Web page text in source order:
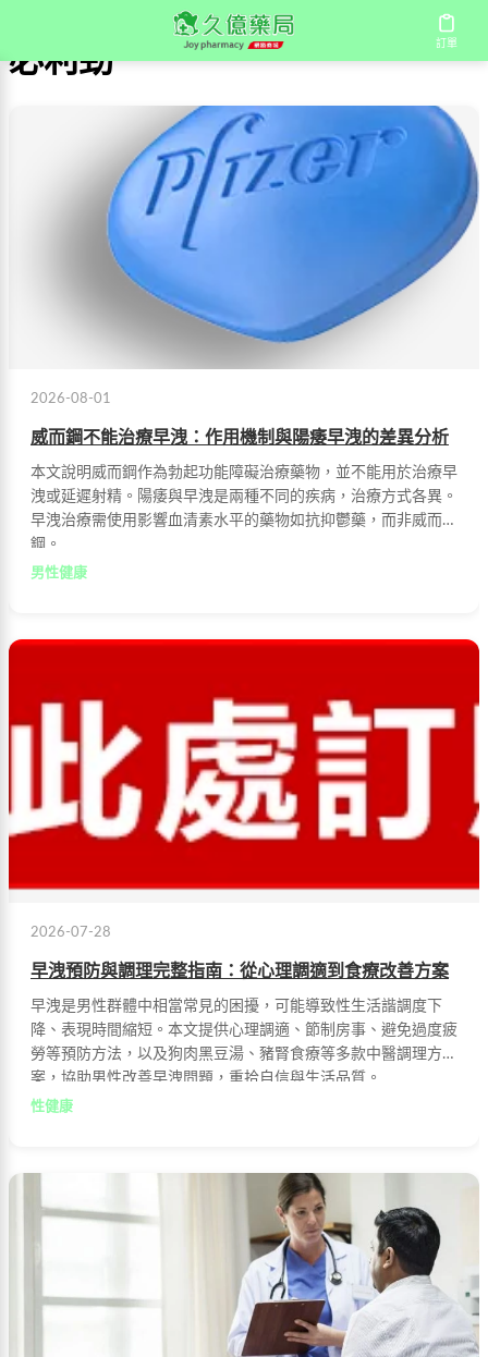
訂單
必利勁
2026-08-01
威而鋼不能治療早洩：作用機制與陽痿早洩的差異分析
本文說明威而鋼作為勃起功能障礙治療藥物，並不能用於治療早
洩或延遲射精。陽痿與早洩是兩種不同的疾病，治療方式各異。
早洩治療需使用影響血清素水平的藥物如抗抑鬱藥，而非威而
鋼。
男性健康
2026-07-28
早洩預防與調理完整指南：從心理調適到食療改善方案
早洩是男性群體中相當常見的困擾，可能導致性生活諧調度下
降、表現時間縮短。本文提供心理調適、節制房事、避免過度疲
勞等預防方法，以及狗肉黑豆湯、豬腎食療等多款中醫調理方
案，協助男性改善早洩問題，重拾自信與生活品質。
性健康